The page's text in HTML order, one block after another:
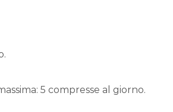
5 compresse al giorno.